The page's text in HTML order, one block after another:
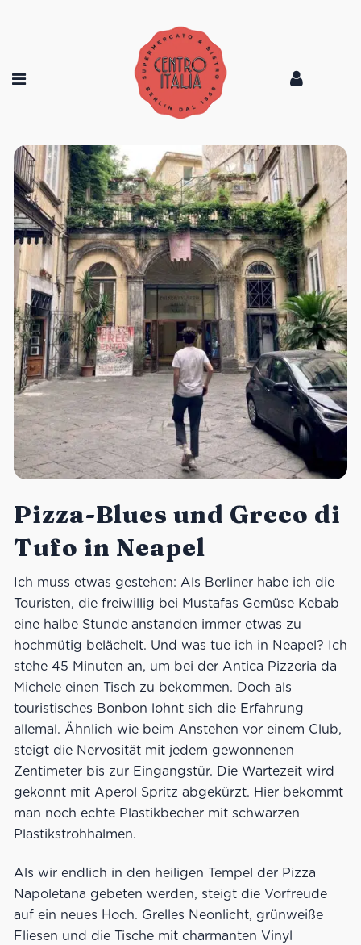
Pizza-Blues und Greco di
Tufo in Neapel
Ich muss etwas gestehen: Als Berliner habe ich die
Touristen, die freiwillig bei Mustafas Gemüse Kebab
eine halbe Stunde anstanden immer etwas zu
hochmütig belächelt. Und was tue ich in Neapel? Ich
stehe 45 Minuten an, um bei der Antica Pizzeria da
Michele einen Tisch zu bekommen. Doch als
touristisches Bonbon lohnt sich die Erfahrung
allemal. Ähnlich wie beim Anstehen vor einem Club,
steigt die Nervosität mit jedem gewonnenen
Zentimeter bis zur Eingangstür. Die Wartezeit wird
gekonnt mit Aperol Spritz abgekürzt. Hier bekommt
man noch echte Plastikbecher mit schwarzen
Plastikstrohhalmen.
Als wir endlich in den heiligen Tempel der Pizza
Napoletana gebeten werden, steigt die Vorfreude
auf ein neues Hoch. Grelles Neonlicht, grünweiße
Fliesen und die Tische mit charmanten Vinyl